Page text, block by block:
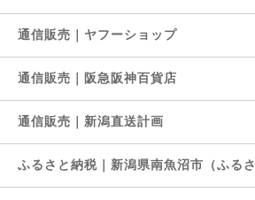
通信販売｜ヤフーショップ
通信販売｜阪急阪神百貨店
通信販売｜新潟直送計画
ふるさと納税｜新潟県南魚沼市（ふる